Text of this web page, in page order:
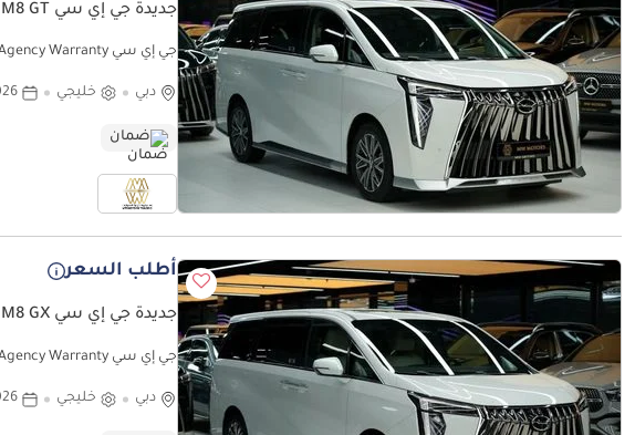
جديدة جي إي سي M8 GT
جي إي سي M8 GT 2.0T GT GT | GCC 0km | 5 Years Agency Warranty
دبي خليجي
ضمان
أطلب السعر
جديدة جي إي سي M8 GX
جي إي سي M8 GX 2.0T GX GX Master | GCC 0km | 5 Years Agency Warranty
دبي خليجي